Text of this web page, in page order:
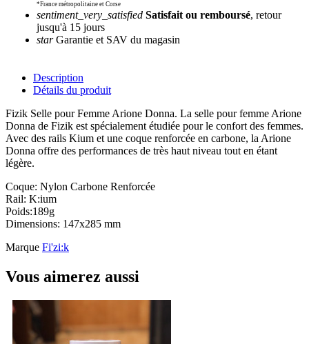
*France métropolitaine et Corse
sentiment_very_satisfied Satisfait ou remboursé, retour
jusqu'à 15 jours
starGarantie et SAV du magasin
Description
Détails du produit
Fizik Selle pour Femme Arione Donna. La selle pour femme Arione
Donna de Fizik est spécialement étudiée pour le confort des femmes.
Avec des rails Kium et une coque renforcée en carbone, la Arione
Donna offre des performances de très haut niveau tout en étant
légère.
Coque: Nylon Carbone Renforcée
Rail: K:ium
Poids:189g
Dimensions: 147x285 mm
Marque Fi'zi:k
Vous aimerez aussi